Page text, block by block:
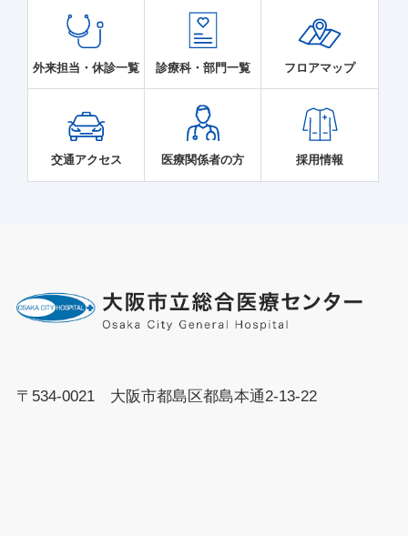
外来担当・休診一覧 診療科・部門一覧 フロアマップ
交通アクセス 医療関係者の方 採用情報
〒534-0021 大阪市都島区都島本通2-13-22